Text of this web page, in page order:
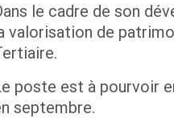
le cadre de son
valorisation de
poste est à pourvoir
septembre.